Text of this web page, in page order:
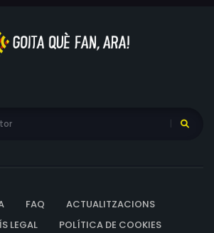
FAQ
ACTUALITZACIONS
LEGAL
POLÍTICA DE COOKIES